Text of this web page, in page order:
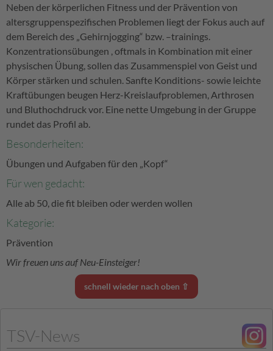
Neben der körperlichen Fitness und der Prävention von
altersgruppenspezifischen Problemen liegt der Fokus auch auf
dem Bereich des „Gehirnjogging“ bzw. –trainings.
Konzentrationsübungen , oftmals in Kombination mit einer
physischen Übung, sollen das Zusammenspiel von Geist und
Körper stärken und schulen. Sanfte Konditions- sowie leichte
Kraftübungen beugen Herz-Kreislaufproblemen, Arthrosen
und Bluthochdruck vor. Eine nette Umgebung in der Gruppe
rundet das Profil ab.
Besonderheiten:
Übungen und Aufgaben für den „Kopf“
Für wen gedacht:
Alle ab 50, die fit bleiben oder werden wollen
Kategorie:
Prävention
Wir freuen uns auf Neu-Einsteiger!
schnell wieder nach oben ⇧
TSV-News